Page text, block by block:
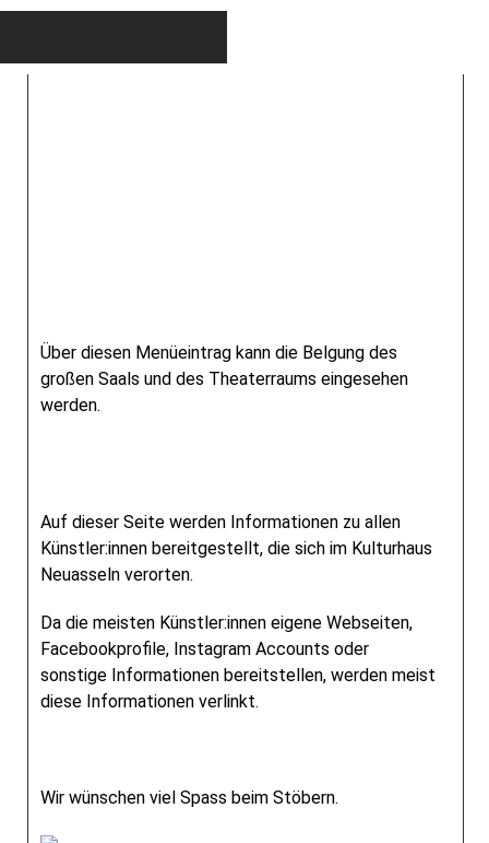
Über diesen Menüeintrag kann die Belgung des
großen Saals und des Theaterraums eingesehen
werden.
Auf dieser Seite werden Informationen zu allen
Künstler:innen bereitgestellt, die sich im Kulturhaus
Neuasseln verorten.
Da die meisten Künstler:innen eigene Webseiten,
Facebookprofile, Instagram Accounts oder
sonstige Informationen bereitstellen, werden meist
diese Informationen verlinkt.
Wir wünschen viel Spass beim Stöbern.